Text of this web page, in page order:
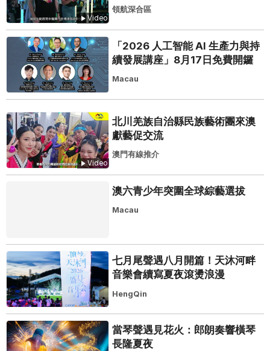
Video
領航深合區
「2026 人工智能 AI 生產力與持
續發展講座」8月17日免費開鑼
Macau
Video
北川羌族自治縣民族藝術團來澳
獻藝促交流
澳門有線推介
澳六青少年突圍全球綜藝選拔
Macau
七月尾聲遇八月開篇！天沐河畔
音樂會續寫夏夜滾燙浪漫
HengQin
當琴聲遇見花火：郎朗奏響橫琴
長隆夏夜